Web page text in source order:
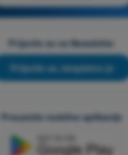
Prijavite se na Newsletter
Prijavite se, besplatno je
Preuzmite mobilne aplikacije